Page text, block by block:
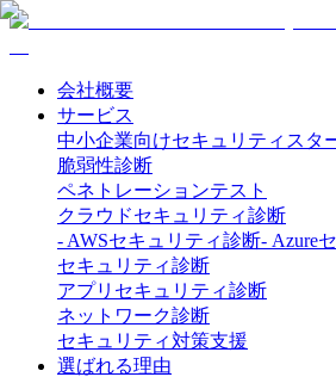
会社概要
サービス
中小企業向けセキュリティスタ
脆弱性診断
ペネトレーションテスト
クラウドセキュリティ診断
- AWSセキュリティ診断- Azure
セキュリティ診断
アプリセキュリティ診断
ネットワーク診断
セキュリティ対策支援
選ばれる理由